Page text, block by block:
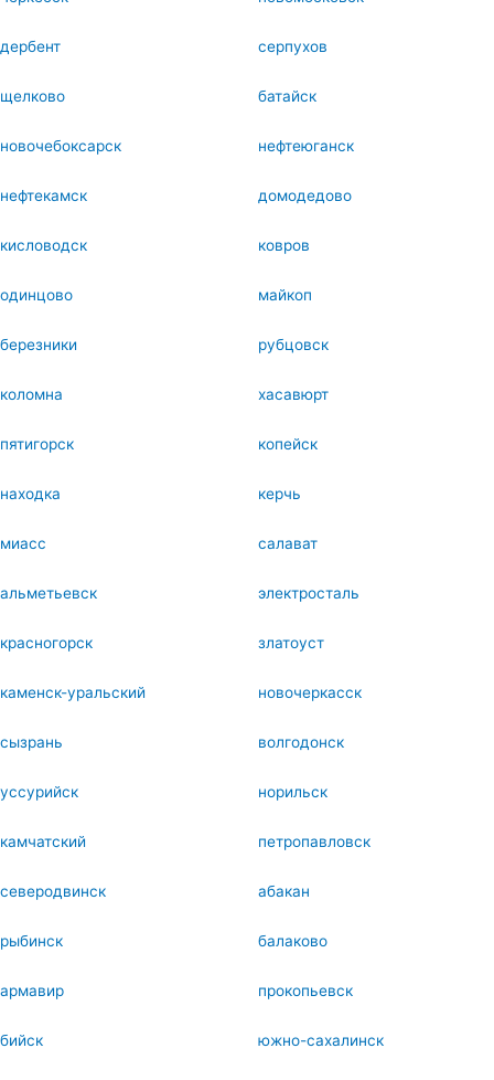
дербент серпухов
щелково батайск
новочебоксарск нефтеюганск
нефтекамск домодедово
кисловодск ковров
одинцово майкоп
березники рубцовск
коломна хасавюрт
пятигорск копейск
находка керчь
миасс салават
альметьевск электросталь
красногорск златоуст
каменск-уральский новочеркасск
сызрань волгодонск
уссурийск норильск
камчатский петропавловск
северодвинск абакан
рыбинск балаково
армавир прокопьевск
бийск южно-сахалинск